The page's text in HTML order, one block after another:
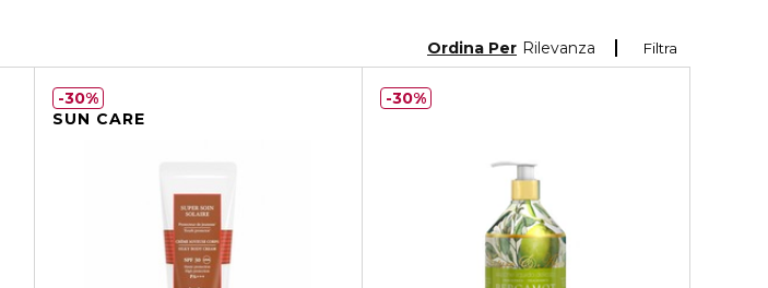
Filtra
Ordina Per Rilevanza
SUN CARE
30% 30%